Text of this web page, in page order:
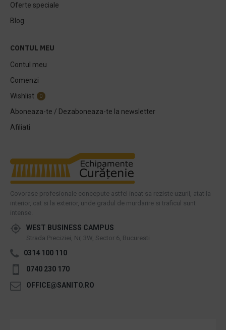
Oferte speciale
Blog
CONTUL MEU
Contul meu
Comenzi
Wishlist
0
Aboneaza-te / Dezaboneaza-te la newsletter
Afiliati
Covorase profesionale concepute astfel incat sa reziste uzurii, atat la
interior, cat si la exterior, unde gradul de murdarire si traficul sunt
intense.
WEST BUSINESS CAMPUS
Strada Preciziei, Nr, 3W, Sector 6, Bucuresti
0314 100 110
0740 230 170
OFFICE@SANITO.RO